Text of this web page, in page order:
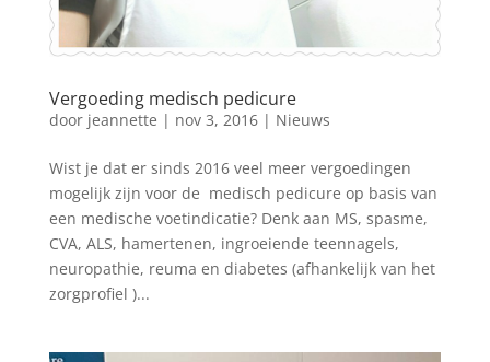
Vergoeding medisch pedicure
door jeannette | nov 3, 2016| Nieuws
Wist je dat er sinds 2016 veel meer vergoedingen
mogelijk zijn voor de medisch pedicure op basis van
een medische voetindicatie? Denk aan MS, spasme,
CVA, ALS, hamertenen, ingroeiende teennagels,
neuropathie, reuma en diabetes (afhankelijk van het
zorgprofiel )...